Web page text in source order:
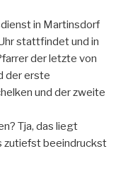
in Martinsdorf
stattfindet und in
der letzte von
der erste
und der zweite
Tja, das liegt
zutiefst beeindruckst